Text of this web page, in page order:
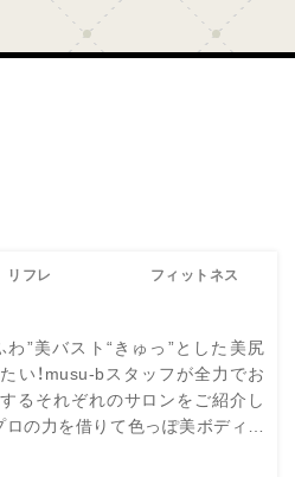
わ”美バスト“きゅっ”とした美尻
い！musu-bスタッフが全力でお
るそれぞれのサロンをご紹介し
ロの力を借りて色っぽ美ボディを
リフレ フィットネス
自分に合ったプログラ
も健康に！適度な運動を
がUPし健康な体を維持で